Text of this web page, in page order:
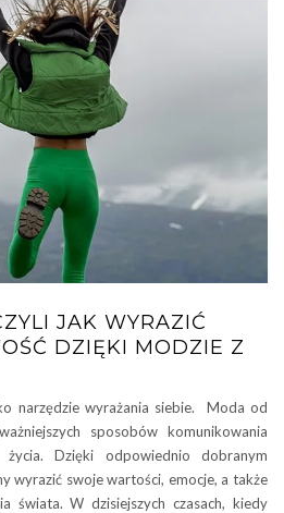
JAK WYRAZIĆ
DZIĘKI MODZIE Z
narzędzie wyrażania siebie. Moda od
sposobów komunikowania
Dzięki odpowiednio dobranym
wyrazić swoje wartości, emocje, a także
świata. W dzisiejszych czasach, kiedy